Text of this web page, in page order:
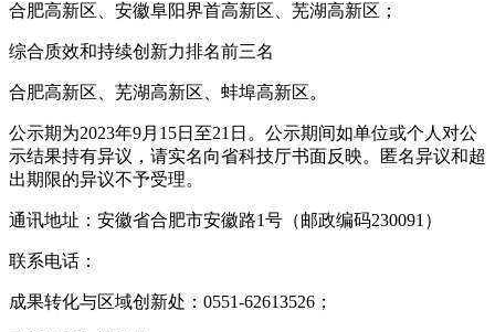
合肥高新区、安徽阜阳界首高新区、芜湖高新区；
综合质效和持续创新力排名前三名
合肥高新区、芜湖高新区、蚌埠高新区。
公示期为2023年9月15日至21日。公示期间如单位或个人对公
示结果持有异议，请实名向省科技厅书面反映。匿名异议和超
出期限的异议不予受理。
通讯地址：安徽省合肥市安徽路1号（邮政编码230091）
联系电话：
成果转化与区域创新处：0551-62613526；